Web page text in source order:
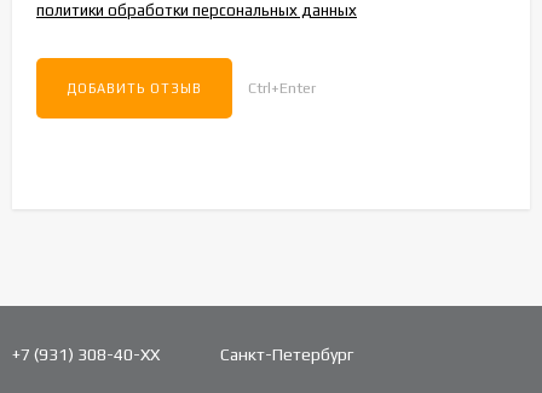
политики обработки персональных данных
Ctrl+Enter
+7 (931) 308-40-ХХ Санкт-Петербург